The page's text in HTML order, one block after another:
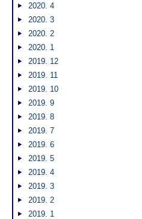
2020. 4
2020. 3
2020. 2
2020. 1
2019. 12
2019. 11
2019. 10
2019. 9
2019. 8
2019. 7
2019. 6
2019. 5
2019. 4
2019. 3
2019. 2
2019. 1